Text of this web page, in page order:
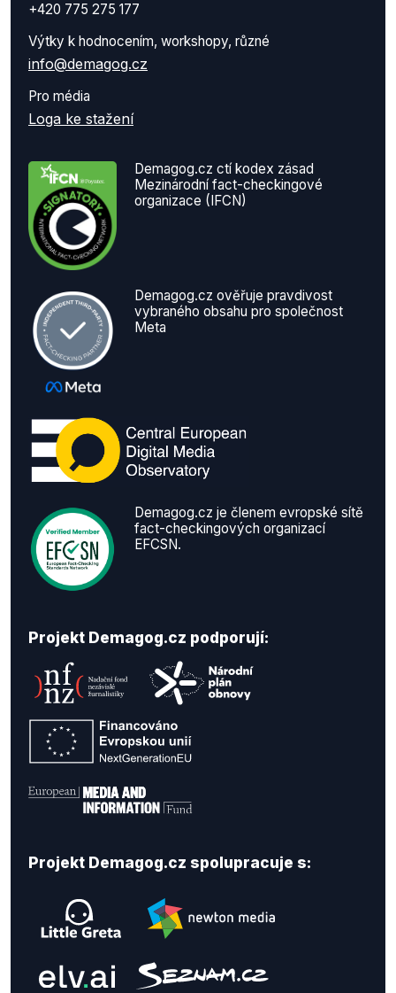
+420 775 275 177
Výtky k hodnocením, workshopy, různé
info@demagog.cz
Pro média
Loga ke stažení
Demagog.cz ctí kodex zásad
Mezinárodní fact-checkingové
organizace (IFCN)
Demagog.cz ověřuje pravdivost
vybraného obsahu pro společnost
Meta
Demagog.cz je členem evropské sítě
fact-checkingových organizací
EFCSN.
Projekt Demagog.cz podporují:
Projekt Demagog.cz spolupracuje s: